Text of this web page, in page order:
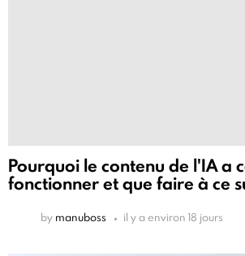
Pourquoi le contenu de l'IA a
fonctionner et que faire à ce
by manuboss il y a environ 18 jours